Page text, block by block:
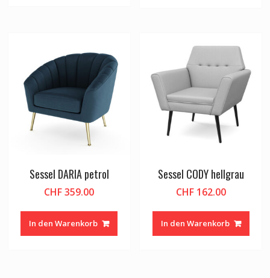
Sessel DARIA petrol
CHF359.00
In den Warenkorb
Sessel CODY hellgrau
CHF162.00
In den Warenkorb